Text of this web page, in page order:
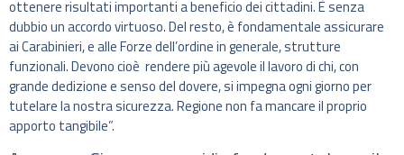
ottenere risultati importanti a beneficio dei cittadini. È senza
dubbio un accordo virtuoso. Del resto, è fondamentale assicurare
ai Carabinieri, e alle Forze dell’ordine in generale, strutture
funzionali. Devono cioè rendere più agevole il lavoro di chi, con
grande dedizione e senso del dovere, si impegna ogni giorno per
tutelare la nostra sicurezza. Regione non fa mancare il proprio
apporto tangibile”.